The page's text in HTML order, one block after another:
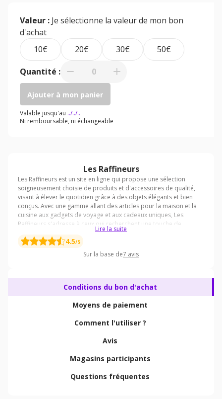
Valeur : Je sélectionne la valeur de mon bon
d'achat
10€
20€ 30€ 50€
Quantité : 0
Ajouter à mon panier
Valable jusqu'au ../../..
Ni remboursable, ni échangeable
Les Raffineurs
Lire la suite
4.5/5
Sur la base de7 avis
Conditions du bon d'achat
Moyens de paiement
Comment l'utiliser ?
Avis
Magasins participants
Questions fréquentes